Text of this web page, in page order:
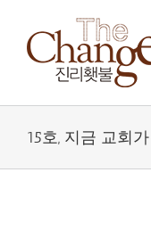
content
15호, 지금 교회